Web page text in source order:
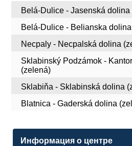
Belá-Dulice - Jasenská dolina
Belá-Dulice - Belianska
Necpaly - Necpalská dolina
Sklabinský Podzámok -
(zelená)
Sklabiňa - Sklabinská dolina
Blatnica - Gaderská dolina
Информация о центре